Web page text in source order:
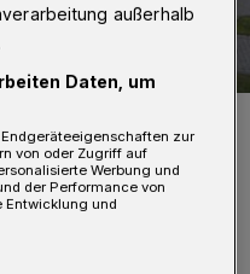
Lars Bender ist nun
außerhalb
Daten, um
zur
von oder Zugriff auf
Werbung und
der Performance von
Entwicklung und